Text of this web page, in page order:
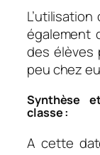
également
des élèves
peu chez
Synthèse
classe :
A cette